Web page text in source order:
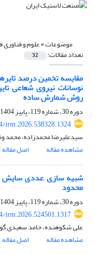
موضوعات =علوم و
تعداد مقالات: 32
مقایسه تخمین درصد
نوسانات نیروی شعاعی
روش شمارش ساده
دوره 30، شماره 119، پاییز 1404، صفحه
irm.2026.538328.1324
سیدعلیرضا محمدزاده، محمد
مشاهده مقاله
اصل مقاله
شبیه سازی عددی سایش
محدود
دوره 30، شماره 119، پاییز 1404، صفحه
irm.2026.524501.1317
علی شکوهنده، حامد سعیدی
مشاهده مقاله
اصل مقاله